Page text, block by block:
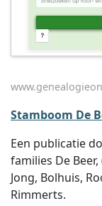
Stamboom De
Een publicatie
families De
Jong, Bolhuis,
Rimmerts.